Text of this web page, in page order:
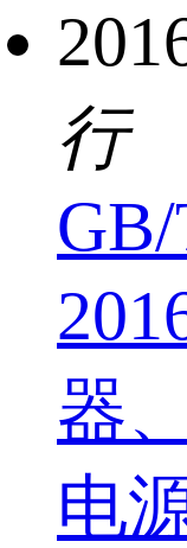
行
器
电